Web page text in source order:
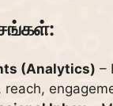
(Analytics) –
reach,